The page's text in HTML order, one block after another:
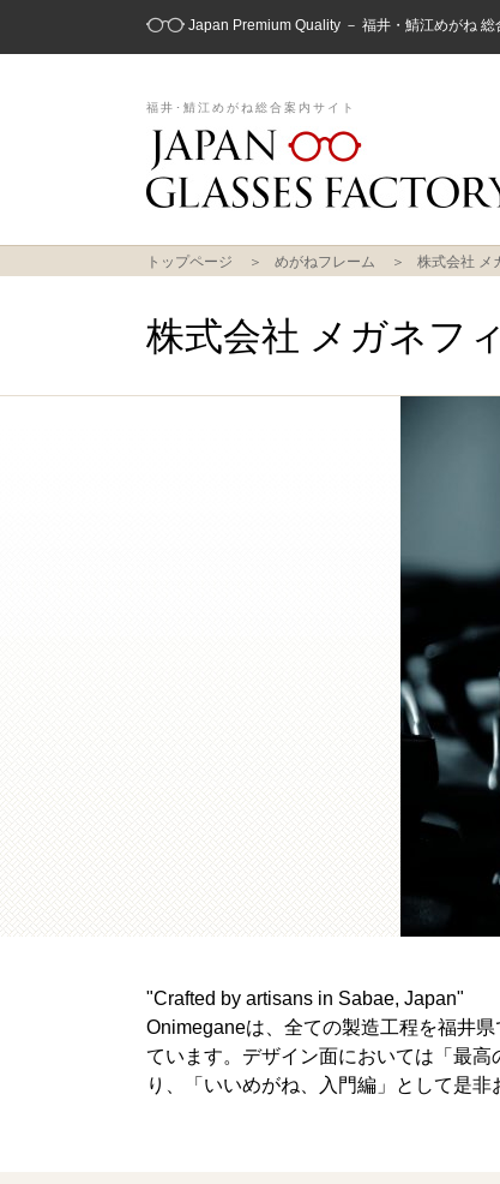
Japan Premium Quality － 福井・鯖江めがね 総
福井･鯖江めがね総合案内サイト
トップページ めがねフレーム 株式会社 メ
株式会社 メガネフ
"Crafted by artisans in Sabae, Japan"
Onimeganeは、全ての製造工程を福井
ています。デザイン面においては「最
り、「いいめがね、入門編」として是非